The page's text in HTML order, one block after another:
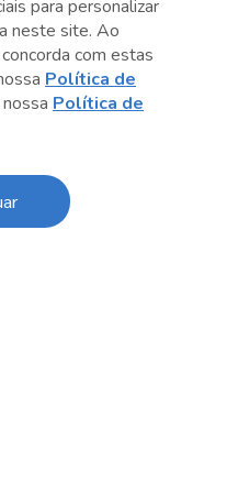
para personalizar
neste site. Ao
com estas
Política de
Política de